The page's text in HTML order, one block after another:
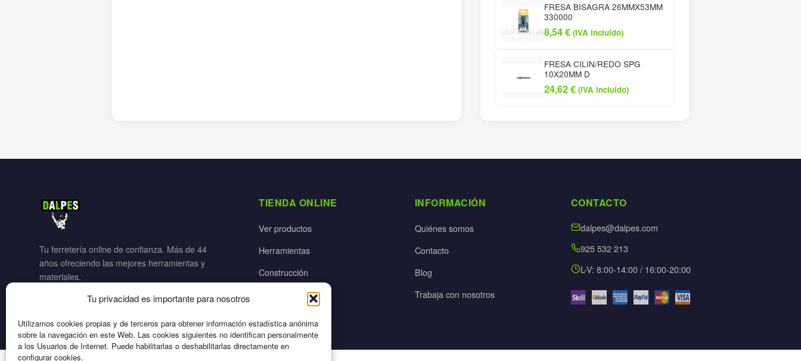
Tu privacidad es importante para nosotros
Utilizamos cookies propias y de terceros para obtener información estadística anónima
sobre la navegación en este Web. Las cookies siguientes no identifican personalmente
a los Usuarios de Internet. Puede habilitarlas o deshabilitarlas directamente en
configurar cookies.
FRESA BISAGRA 26MMX53MM
330000
8,54€ (IVA incluido)
FRESA CILIN/REDO SPG
10X20MM D
24,62€ (IVA incluido)
Tu ferretería online de confianza. Más de 44
años ofreciendo las mejores herramientas y
materiales.
TIENDA ONLINE
Ver productos
Herramientas
Construcción
INFORMACIÓN
Quiénes somos
Contacto
Blog
Trabaja con nosotros
CONTACTO
dalpes@dalpes.com
925 532 213
L-V: 8:00-14:00 / 16:00-20:00